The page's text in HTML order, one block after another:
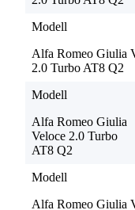
Modell
Alfa Romeo Giulia
2.0 Turbo AT8 Q2
Modell
Alfa Romeo Giulia
Veloce 2.0 Turbo
AT8 Q2
Modell
Alfa Romeo Giulia